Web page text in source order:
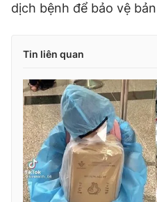
dịch bệnh để bảo vệ
Tin liên quan